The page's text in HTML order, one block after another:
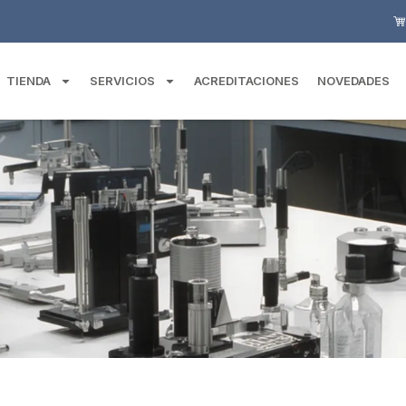
TIENDA SERVICIOS ACREDITACIONES NOVEDADES